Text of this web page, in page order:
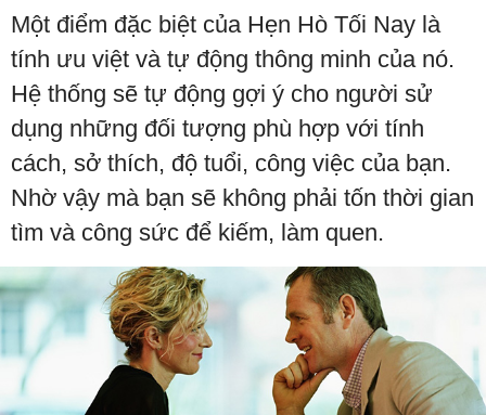
Một điểm đặc biệt của Hẹn Hò Tối Nay là
tính ưu việt và tự động thông minh của nó.
Hệ thống sẽ tự động gợi ý cho người sử
dụng những đối tượng phù hợp với tính
cách, sở thích, độ tuổi, công việc của bạn.
Nhờ vậy mà bạn sẽ không phải tốn thời gian
tìm và công sức để kiếm, làm quen.